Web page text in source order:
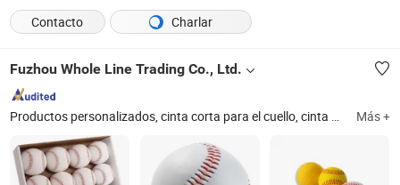
Contacto
Charlar
Fuzhou Whole Line Trading Co., Ltd.
Productos personalizados, cinta corta para el cuello, cinta para el cuello, bandana, bolígrafo, bolsas, camiseta, funda de almohada, calcetines, regalos promocionales Más +